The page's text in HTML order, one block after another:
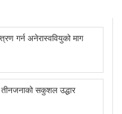
गर्न अनेरास्ववियुको माग
तीनजनाको सकुशल उद्धार